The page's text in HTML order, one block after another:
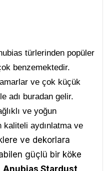
türlerinden popüler
benzemektedir.
ve çok küçük
adı buradan gelir.
ve yoğun
aydınlatma ve
ve dekorlara
güçlü bir köke
Anubias Stardust